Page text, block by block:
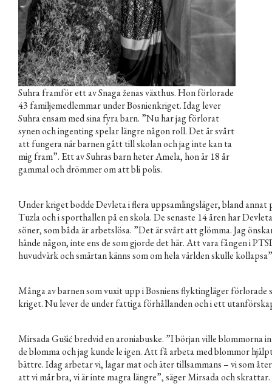
Suhra framför ett av Snaga ženas växthus. Hon förlorade
43 familjemedlemmar under Bosnienkriget. Idag lever
Suhra ensam med sina fyra barn. ”Nu har jag förlorat
synen och ingenting spelar längre någon roll. Det är svårt
att fungera när barnen gått till skolan och jag inte kan ta
mig fram”. Ett av Suhras barn heter Amela, hon är 18 år
gammal och drömmer om att bli polis.
Under kriget bodde Devleta i flera uppsamlingsläger, bland
Tuzla och i sporthallen på en skola. De senaste 14 åren har
söner, som båda är arbetslösa. ”Det är svårt att glömma. Jag
hände någon, inte ens de som gjorde det här. Att vara fången i
huvudvärk och smärtan känns som om hela världen skulle
Många av barnen som vuxit upp i Bosniens flyktingläger förlorade
kriget. Nu lever de under fattiga förhållanden och i ett
Mirsada Gušić bredvid en aroniabuske. ”I början ville blommorna
de blomma och jag kunde le igen. Att få arbeta med blommor
bättre. Idag arbetar vi, lagar mat och äter tillsammans – vi som
att vi mår bra, vi är inte magra längre”, säger Mirsada och skrattar.